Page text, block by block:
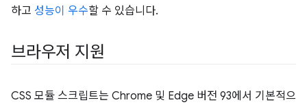
하고 성능이 우수할 수 있습니다.
브라우저 지원
CSS 모듈 스크립트는 Chrome 및 Edge 버전 93에서 기본적으